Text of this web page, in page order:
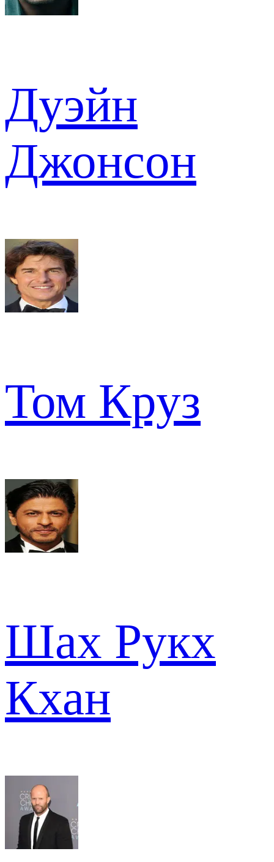
Дуэйн
Джонсон
Том Круз
Шах Рукх
Кхан